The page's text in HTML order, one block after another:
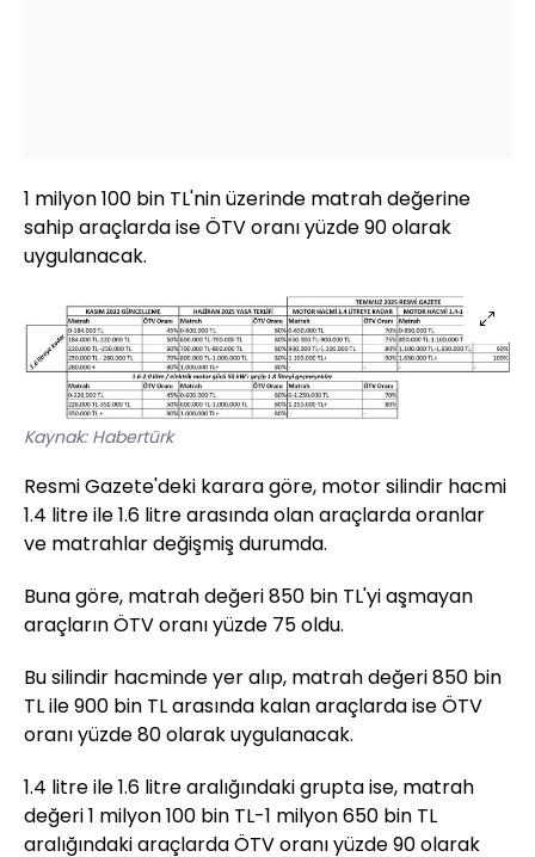
1 milyon 100 bin TL'nin üzerinde matrah değerine
sahip araçlarda ise ÖTV oranı yüzde 90 olarak
uygulanacak.
Kaynak: Habertürk
Resmi Gazete'deki karara göre, motor silindir hacmi
1.4 litre ile 1.6 litre arasında olan araçlarda oranlar
ve matrahlar değişmiş durumda.
Buna göre, matrah değeri 850 bin TL'yi aşmayan
araçların ÖTV oranı yüzde 75 oldu.
Bu silindir hacminde yer alıp, matrah değeri 850 bin
TL ile 900 bin TL arasında kalan araçlarda ise ÖTV
oranı yüzde 80 olarak uygulanacak.
1.4 litre ile 1.6 litre aralığındaki grupta ise, matrah
değeri 1 milyon 100 bin TL-1 milyon 650 bin TL
aralığındaki araçlarda ÖTV oranı yüzde 90 olarak